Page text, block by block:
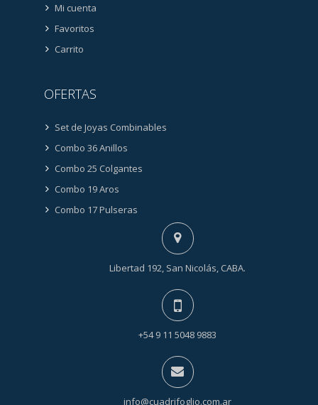
Mi cuenta
Favoritos
Carrito
OFERTAS
Set de Joyas Combinables
Combo 36 Anillos
Combo 25 Colgantes
Combo 19 Aros
Combo 17 Pulseras
Libertad 192, San Nicolás, CABA.
+54 9 11 5048 9883
info@cuadrifoglio.com.ar